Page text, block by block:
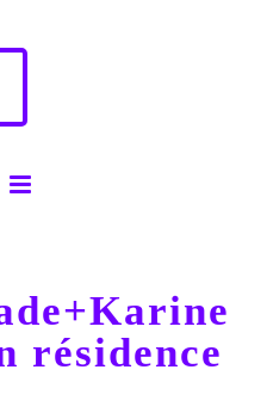
résidence